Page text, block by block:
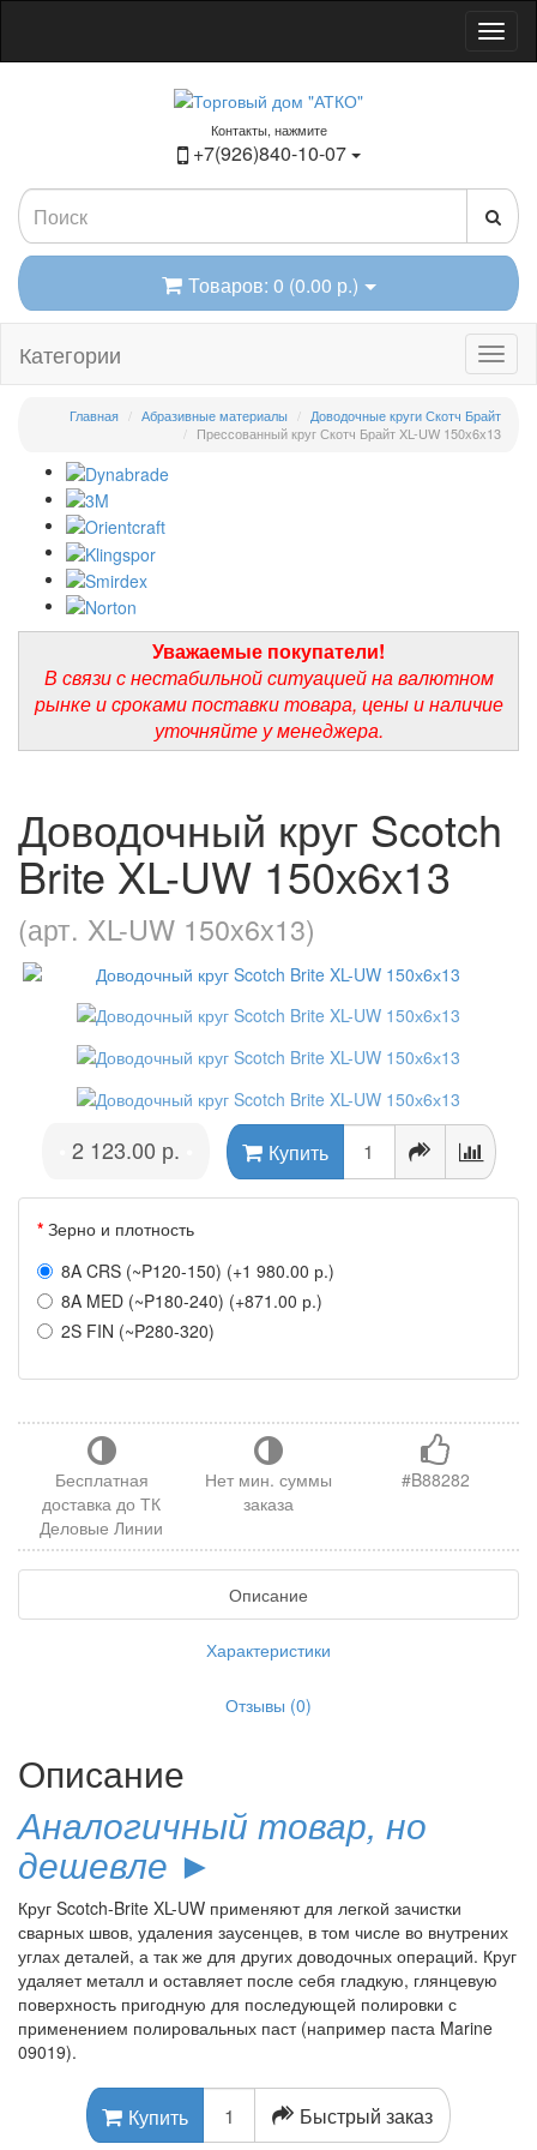
Контакты, нажмите
+7(926)840-10-07
Товаров: 0 (0.00 р.)
Категории
Главная Абразивные материалы
Доводочные круги Скотч Брайт
Прессованный круг Скотч Брайт XL-UW 150х6х13
Уважаемые покупатели!
В связи с нестабильной ситуацией на валютном
рынке и сроками поставки товара, цены и наличие
уточняйте у менеджера.
Доводочный круг Scotch
Brite XL-UW 150х6х13
(арт. XL-UW 150х6х13)
2 123.00 р. Купить
Зерно и плотность
8A CRS (~P120-150) (+1 980.00 р.)
8A MED (~P180-240) (+871.00 р.)
2S FIN (~P280-320)
Бесплатная
доставка до ТК
Деловые Линии
Нет мин. суммы
заказа
#B88282
Описание
Характеристики
Отзывы (0)
Описание
Аналогичный товар, но
дешевле ►
Круг Scotch-Brite XL-UW применяют для легкой зачистки
сварных швов, удаления заусенцев, в том числе во внутрених
углах деталей, а так же для других доводочных операций. Круг
удаляет металл и оставляет после себя гладкую, глянцевую
поверхность пригодную для последующей полировки с
применением полировальных паст (например паста Marine
09019).
Купить Быстрый заказ